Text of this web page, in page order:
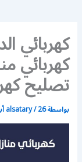
كهربائي
تصليح
بواسطة alsatary/26 أبريل، 2020